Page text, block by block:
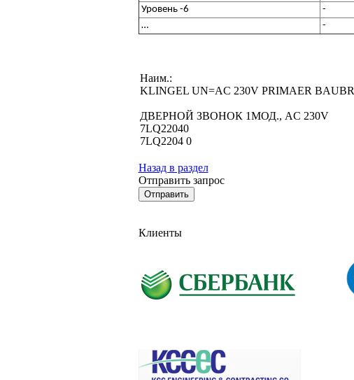
Уровень -6
-
…
-
Наим.:
KLINGEL UN=AC 230V PRIMAER
ДВЕРНОЙ ЗВОНОК 1МОД., AC 230V
7LQ22040
7LQ2204 0
Назад в раздел
Отправить запрос
Клиенты